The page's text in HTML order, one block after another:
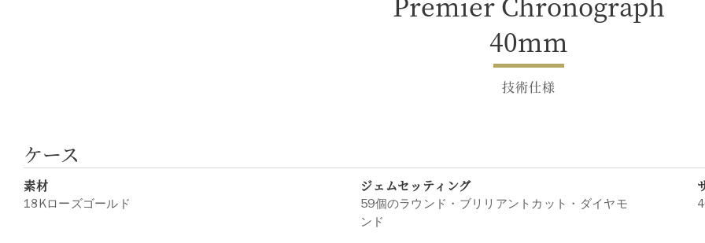
40mm
技術仕様
ケース
素材
18Kローズゴールド
ジェムセッティング
59個のラウンド・ブリリアントカット・ダイヤモ
ンド